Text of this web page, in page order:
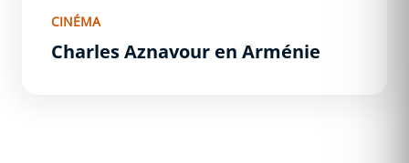
CINÉMA
Charles Aznavour en Arménie